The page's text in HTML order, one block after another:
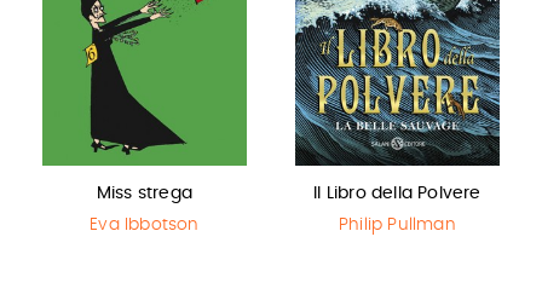
Miss strega
Eva Ibbotson
Il Libro della Polvere
Philip Pullman